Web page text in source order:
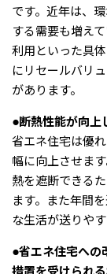
です。近年は、
する需要も増え
利用といった具
にリセールバリ
があります。
●断熱性能が向上
省エネ住宅は優
幅に向上させま
熱を遮断できる
ます。また年間
な生活が送りやす
●省エネ住宅への